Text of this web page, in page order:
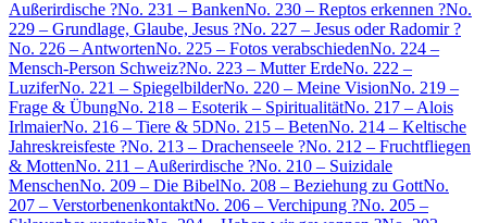
Außerirdische ?No. 231 – BankenNo. 230 – Reptos erkennen ?No.
229 – Grundlage, Glaube, Jesus ?No. 227 – Jesus oder Radomir ?
No. 226 – AntwortenNo. 225 – Fotos verabschiedenNo. 224 –
Mensch-Person Schweiz?No. 223 – Mutter ErdeNo. 222 –
LuziferNo. 221 – SpiegelbilderNo. 220 – Meine VisionNo. 219 –
Frage & ÜbungNo. 218 – Esoterik – SpiritualitätNo. 217 – Alois
IrlmaierNo. 216 – Tiere & 5DNo. 215 – BetenNo. 214 – Keltische
Jahreskreisfeste ?No. 213 – Drachenseele ?No. 212 – Fruchtfliegen
& MottenNo. 211 – Außerirdische ?No. 210 – Suizidale
MenschenNo. 209 – Die BibelNo. 208 – Beziehung zu GottNo.
207 – VerstorbenenkontaktNo. 206 – Verchipung ?No. 205 –